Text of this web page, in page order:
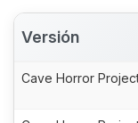
Versión
Cave Horror Project